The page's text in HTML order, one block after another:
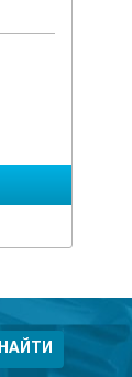
НАЙТИ